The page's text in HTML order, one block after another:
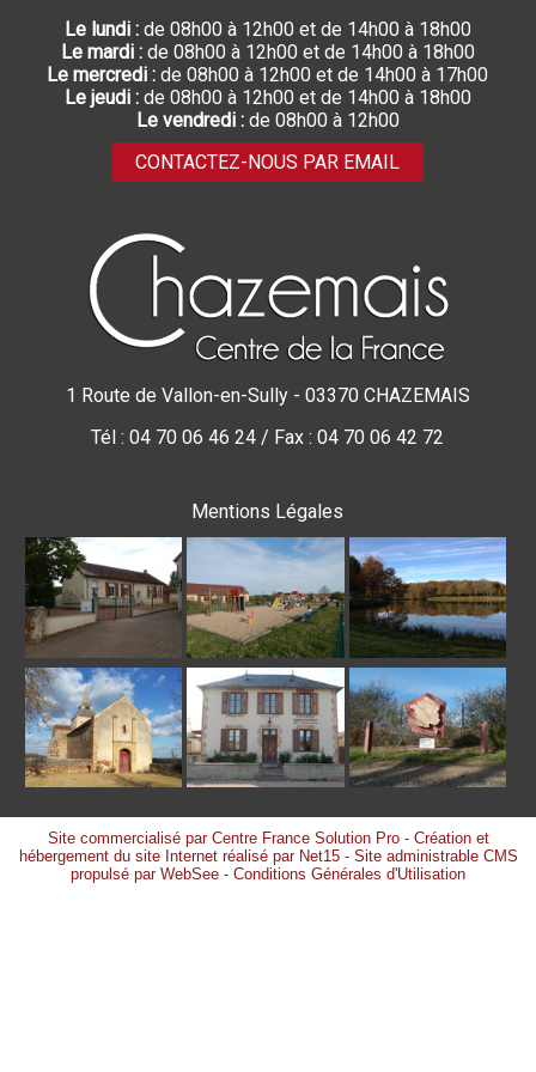
Le lundi :de 08h00 à 12h00 et de 14h00 à 18h00
Le mardi :de 08h00 à 12h00 et de 14h00 à 18h00
Le mercredi : de 08h00 à 12h00 et de 14h00 à 17h00
Le jeudi :de 08h00 à 12h00 et de 14h00 à 18h00
Le vendredi :de 08h00 à 12h00
CONTACTEZ-NOUS PAR EMAIL
1 Route de Vallon-en-Sully - 03370 CHAZEMAIS
Tél : 04 70 06 46 24 / Fax : 04 70 06 42 72
Mentions Légales
Site commercialisé par Centre France Solution Pro- Création et
hébergement du site Internet réalisé par Net15- Site administrable CMS
propulsé par WebSee - Conditions Générales d'Utilisation